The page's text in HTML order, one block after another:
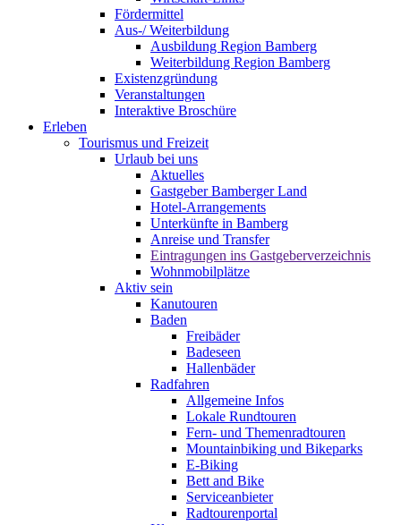
Fördermittel
Aus-/ Weiterbildung
Ausbildung Region Bamberg
Weiterbildung Region Bamberg
Existenzgründung
Veranstaltungen
Interaktive Broschüre
Erleben
Tourismus und Freizeit
Urlaub bei uns
Aktuelles
Gastgeber Bamberger Land
Hotel-Arrangements
Unterkünfte in Bamberg
Anreise und Transfer
Eintragungen ins Gastgeberverzeichnis
Wohnmobilplätze
Aktiv sein
Kanutouren
Baden
Freibäder
Badeseen
Hallenbäder
Radfahren
Allgemeine Infos
Lokale Rundtouren
Fern- und Themenradtouren
Mountainbiking und Bikeparks
E-Biking
Bett and Bike
Serviceanbieter
Radtourenportal